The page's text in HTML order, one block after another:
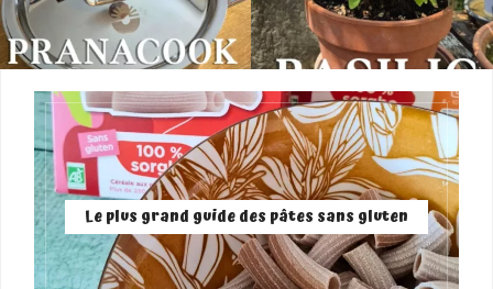
Le plus grand guide des pâtes sans gluten